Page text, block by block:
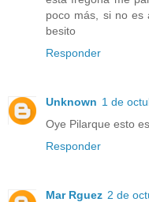
poco más, si no es
besito
Responder
Unknown 1 de
Oye Pilarque esto
Responder
Mar Rguez 2 de